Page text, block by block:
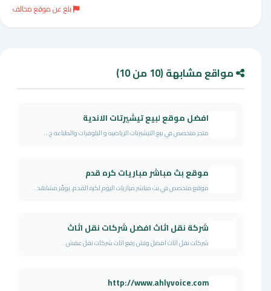
بلغ عن موقع مخالف
مواقع مشابهة (10 من 10)
افضل موقع لبيع تيشيرتات الاندية
متجر متخصص في بيع التيشيرتات الرياضيه و البلوفرات والطباعه ح...
موقع بث مباشر مباريات كره قدم
موقع متخصص في بث مباشر مباريات اليوم لكرة القدم، يوفّر مشاهد...
شركة نقل اثاث افضل شركات نقل اثاث
شركات نقل اثاث افضل ونش رفع اثاث شركات نقل عفش...
http://www.ahlyvoice.com